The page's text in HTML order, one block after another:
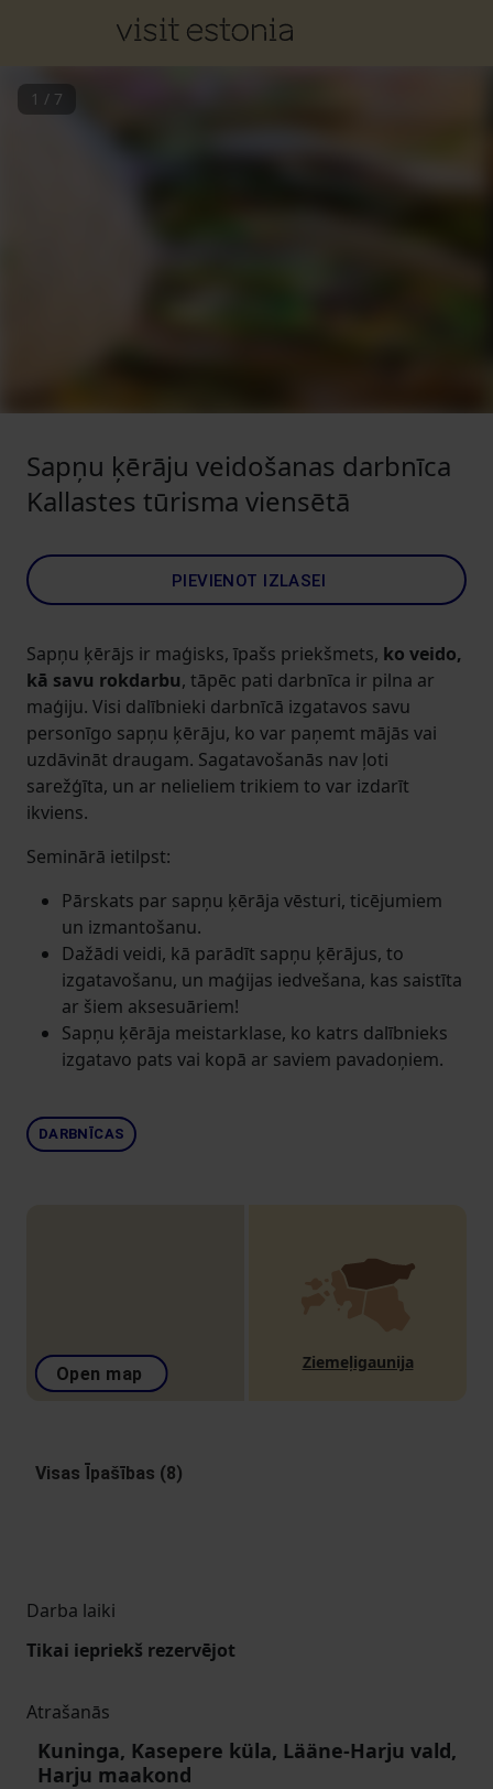
1 / 7
Sapņu ķērāju veidošanas darbnīca
Kallastes tūrisma viensētā
PIEVIENOT IZLASEI
Sapņu ķērājs ir maģisks, īpašs priekšmets, ko veido,
kā savu rokdarbu, tāpēc pati darbnīca ir pilna ar
maģiju. Visi dalībnieki darbnīcā izgatavos savu
personīgo sapņu ķērāju, ko var paņemt mājās vai
uzdāvināt draugam. Sagatavošanās nav ļoti
sarežģīta, un ar nelieliem trikiem to var izdarīt
ikviens.
Seminārā ietilpst:
Pārskats par sapņu ķērāja vēsturi, ticējumiem
un izmantošanu.
Dažādi veidi, kā parādīt sapņu ķērājus, to
izgatavošanu, un maģijas iedvešana, kas saistīta
ar šiem aksesuāriem!
Sapņu ķērāja meistarklase, ko katrs dalībnieks
izgatavo pats vai kopā ar saviem pavadoņiem.
DARBNĪCAS
Open map
Ziemeļigaunija
Visas Īpašības (8)
Darba laiki
Tikai iepriekš rezervējot
Atrašanās
Kuninga, Kasepere küla, Lääne-Harju vald,
Harju maakond